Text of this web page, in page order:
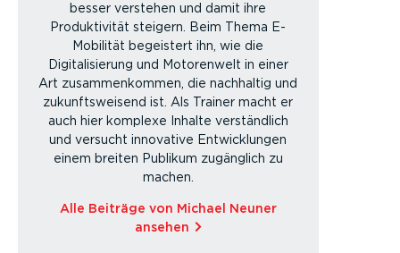
besser verstehen und damit ihre
Produktivität steigern. Beim Thema E-
Mobilität begeistert ihn, wie die
Digitalisierung und Motorenwelt in einer
Art zusammenkommen, die nachhaltig und
zukunftsweisend ist. Als Trainer macht er
auch hier komplexe Inhalte verständlich
und versucht innovative Entwicklungen
einem breiten Publikum zugänglich zu
machen.
Alle Beiträge von Michael Neuner
ansehen